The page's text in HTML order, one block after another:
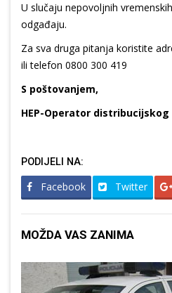
U slučaju nepovoljnih
odgađaju.
Za sva druga pitanja koristite
ili telefon 0800 300 419
S poštovanjem,
HEP-Operator
PODIJELI NA:
Facebook Twitter
MOŽDA VAS ZANIMA